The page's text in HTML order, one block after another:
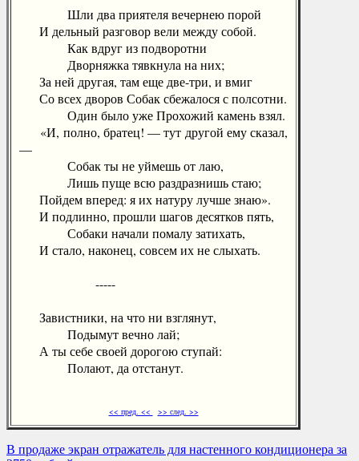
Шли два приятеля вечернею порой
И дельный разговор вели между собой.
Как вдруг из подворотни
Дворняжка тявкнула на них;
За ней другая, там еще две-три, и вмиг
Со всех дворов Собак сбежалося с полсотни.
Один было уже Прохожий камень взял.
«И, полно, братец! — тут другой ему сказал,
—
Собак ты не уймешь от лаю,
Лишь пуще всю раздразнишь стаю;
Пойдем вперед: я их натуру лучше знаю».
И подлинно, прошли шагов десятков пять,
Собаки начали помалу затихать,
И стало, наконец, совсем их не слыхать.
-----
Завистники, на что ни взглянут,
Подымут вечно лай;
А ты себе своей дорогою ступай:
Полают, да отстанут.
<< пред. << >> след. >>
В продаже экран отражатель для настенного кондиционера за